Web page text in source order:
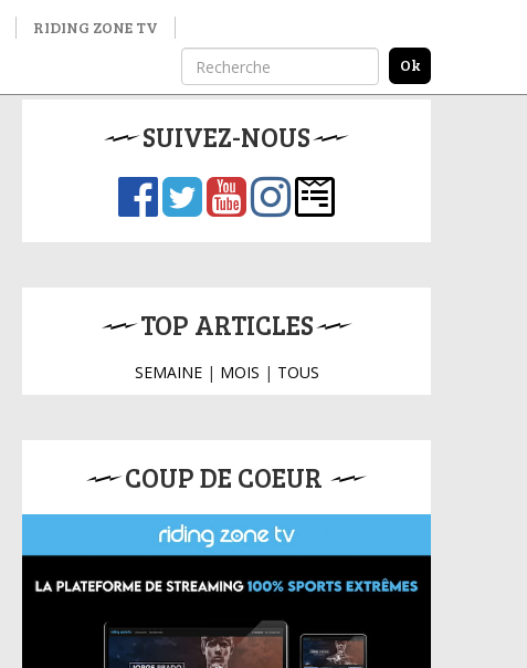
RIDING ZONE TV
SUIVEZ-NOUS
TOP ARTICLES
SEMAINE| MOIS | TOUS
COUP DE COEUR